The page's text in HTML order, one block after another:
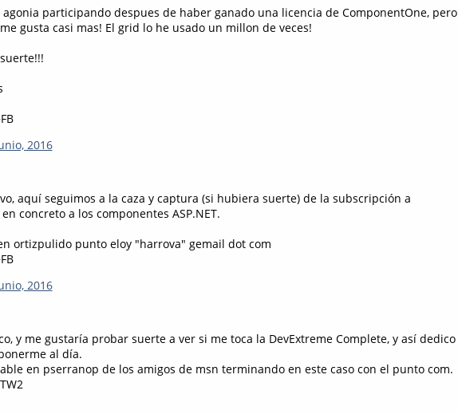
agonia participando despues de haber ganado una licencia de ComponentOne, pero
gusta casi mas! El grid lo he usado un millon de veces!
2016
aquí seguimos a la caza y captura (si hubiera suerte) de la subscripción a
en concreto a los componentes ASP.NET.
ortizpulido punto eloy "harrova" gemail dot com
2016
y me gustaría probar suerte a ver si me toca la DevExtreme Complete, y así dedico
al día.
en pserranop de los amigos de msn terminando en este caso con el punto com.